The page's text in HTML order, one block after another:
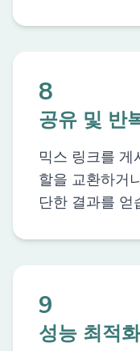
8
공유 및 반
믹스 링크를 게
할을 교환하거
단한 결과를 얻
9
성능 최적화